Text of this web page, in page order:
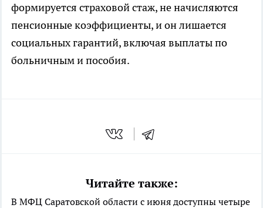
формируется страховой стаж, не начисляются
пенсионные коэффициенты, и он лишается
социальных гарантий, включая выплаты по
больничным и пособия.
Читайте также:
В МФЦ Саратовской области с июня доступны четыре